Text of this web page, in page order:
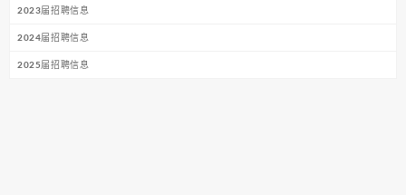
2023届招聘信息
2024届招聘信息
2025届招聘信息